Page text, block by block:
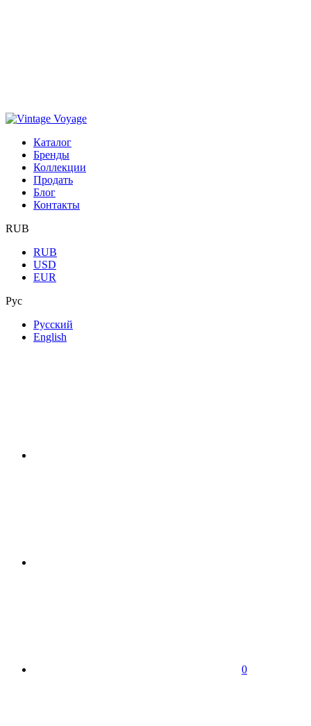
Каталог
Бренды
Коллекции
Продать
Блог
Контакты
RUB
RUB
USD
EUR
Рус
Русский
English
0